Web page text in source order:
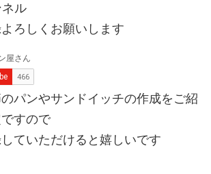
ル
ろしくお願いします
パンやサンドイッチの作成をご紹
すので
ていただけると嬉しいです